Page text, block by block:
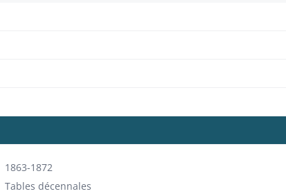
1863-1872
Tables décennales